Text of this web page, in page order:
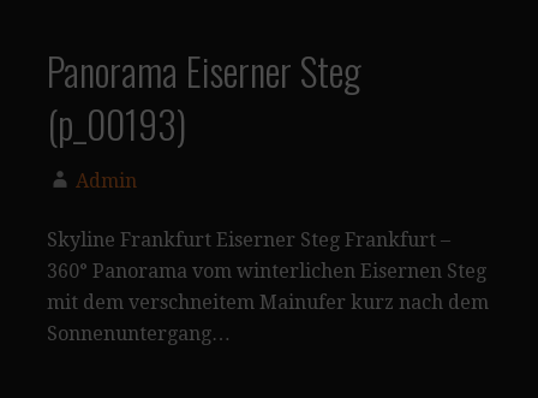
Panorama Eiserner Steg
(p_00193)
Admin
Skyline Frankfurt Eiserner Steg Frankfurt –
360° Panorama vom winterlichen Eisernen Steg
mit dem verschneitem Mainufer kurz nach dem
Sonnenuntergang…